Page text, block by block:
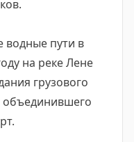
водные пути в
на реке Лене
грузового